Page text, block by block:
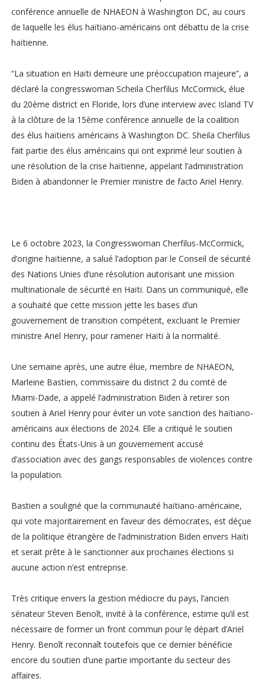
conférence annuelle de NHAEON à Washington DC, au cours
de laquelle les élus haïtiano-américains ont débattu de la crise
haïtienne.
“La situation en Haïti demeure une préoccupation majeure”, a
déclaré la congresswoman Scheila Cherfilus McCormick, élue
du 20ème district en Floride, lors d’une interview avec Island TV
à la clôture de la 15ème conférence annuelle de la coalition
des élus haïtiens américains à Washington DC. Sheila Cherfilus
fait partie des élus américains qui ont exprimé leur soutien à
une résolution de la crise haïtienne, appelant l’administration
Biden à abandonner le Premier ministre de facto Ariel Henry.
Le 6 octobre 2023, la Congresswoman Cherfilus-McCormick,
d’origine haïtienne, a salué l’adoption par le Conseil de sécurité
des Nations Unies d’une résolution autorisant une mission
multinationale de sécurité en Haïti. Dans un communiqué, elle
a souhaité que cette mission jette les bases d’un
gouvernement de transition compétent, excluant le Premier
ministre Ariel Henry, pour ramener Haïti à la normalité.
Une semaine après, une autre élue, membre de NHAEON,
Marleine Bastien, commissaire du district 2 du comté de
Miami-Dade, a appelé l’administration Biden à retirer son
soutien à Ariel Henry pour éviter un vote sanction des haïtiano-
américains aux élections de 2024. Elle a critiqué le soutien
continu des États-Unis à un gouvernement accusé
d’association avec des gangs responsables de violences contre
la population.
Bastien a souligné que la communauté haïtiano-américaine,
qui vote majoritairement en faveur des démocrates, est déçue
de la politique étrangère de l’administration Biden envers Haïti
et serait prête à le sanctionner aux prochaines élections si
aucune action n’est entreprise.
Très critique envers la gestion médiocre du pays, l’ancien
sénateur Steven Benoît, invité à la conférence, estime qu’il est
nécessaire de former un front commun pour le départ d’Ariel
Henry. Benoît reconnaît toutefois que ce dernier bénéficie
encore du soutien d’une partie importante du secteur des
affaires.